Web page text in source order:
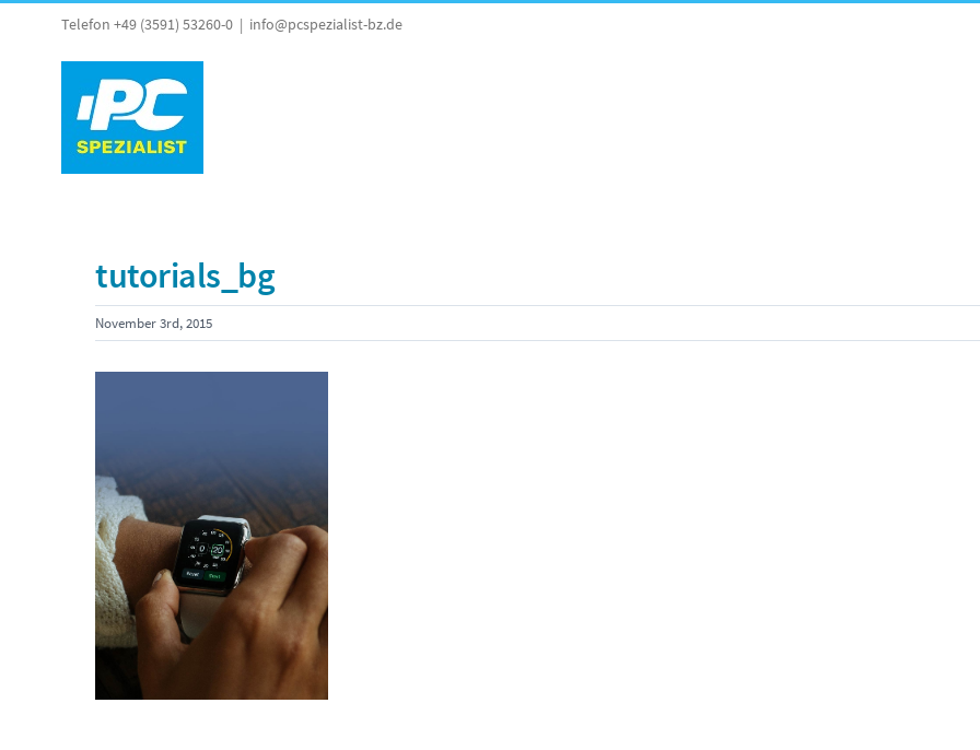
Telefon +49 (3591) 53260-0 | info@pcspezialist-bz.de
tutorials_bg
November 3rd, 2015